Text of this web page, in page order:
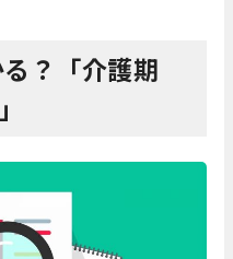
？「介護期